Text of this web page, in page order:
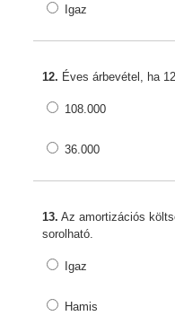
Igaz
12. Éves árbevétel, ha
108.000
36.000
13. Az amortizációs
sorolható.
Igaz
Hamis